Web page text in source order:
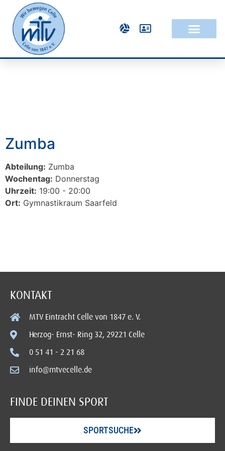
Zumba
Abteilung: Zumba
Wochentag: Donnerstag
Uhrzeit: 19:00 - 20:00
Ort: Gymnastikraum Saarfeld
KONTAKT
MTV Eintracht Celle von 1847 e. V.
Herzog- Ernst- Ring 32, 29221 Celle
0 51 41 - 2 21 68
info@mtvecelle.de
FINDE DEINEN SPORT
SPORTSUCHE